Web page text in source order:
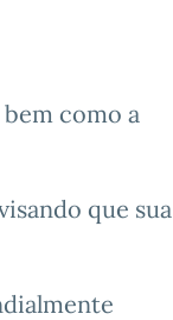
como a
que sua